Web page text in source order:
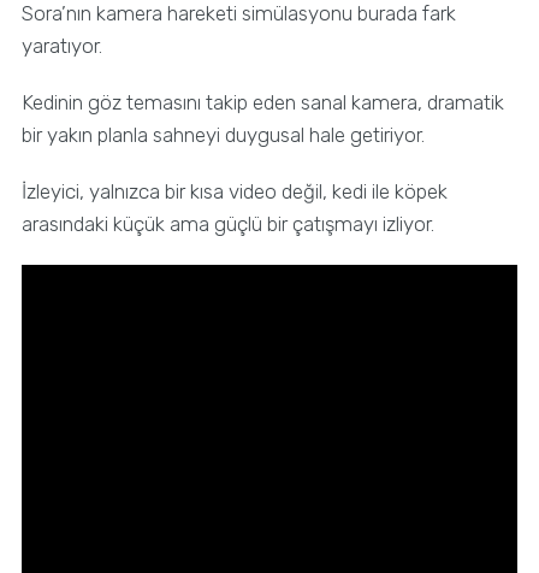
Sora’nın kamera hareketi simülasyonu burada fark
yaratıyor.
Kedinin göz temasını takip eden sanal kamera, dramatik
bir yakın planla sahneyi duygusal hale getiriyor.
İzleyici, yalnızca bir kısa video değil, kedi ile köpek
arasındaki küçük ama güçlü bir çatışmayı izliyor.